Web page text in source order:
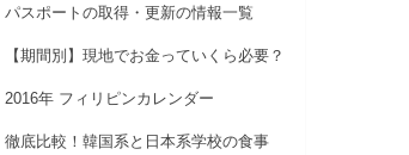
パスポートの取得・更新の情報一覧
【期間別】現地でお金っていくら必要？
2016年 フィリピンカレンダー
徹底比較！韓国系と日本系学校の食事